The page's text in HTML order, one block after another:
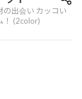
の出会い カッコい
！ (2color)